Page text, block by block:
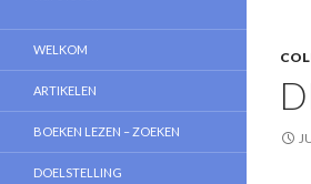
WELKOM
ARTIKELEN
BOEKEN LEZEN – ZOEKEN
DOELSTELLING